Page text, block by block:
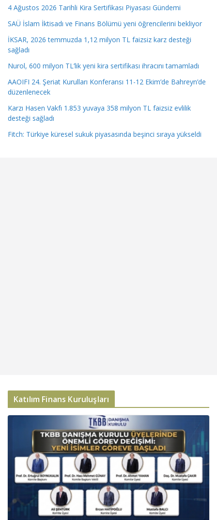
4 Ağustos 2026 Tarihli Kira Sertifikası Piyasası Gündemi
SAÜ İslam İktisadı ve Finans Bölümü yeni öğrencilerini bekliyor
İKSAR, 2026 temmuzda 1,12 milyon TL faizsiz karz desteği
sağladı
Nurol, 600 milyon TL’lik yeni kira sertifikası ihracını tamamladı
AAOIFI 24. Şeriat Kurulları Konferansı 11-12 Ekim’de Bahreyn’de
düzenlenecek
Karzı Hasen Vakfı 1.853 yuvaya 358 milyon TL faizsiz evlilik
desteği sağladı
Fitch: Türkiye küresel sukuk piyasasında beşinci sıraya yükseldi
Katılım Finans Kuruluşları